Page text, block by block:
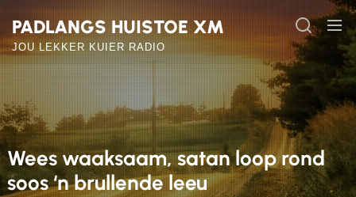
the
content
PADLANGS HUISTOE XM
JOU LEKKER KUIER RADIO
Wees waaksaam, satan loop rond
soos ‘n brullende leeu